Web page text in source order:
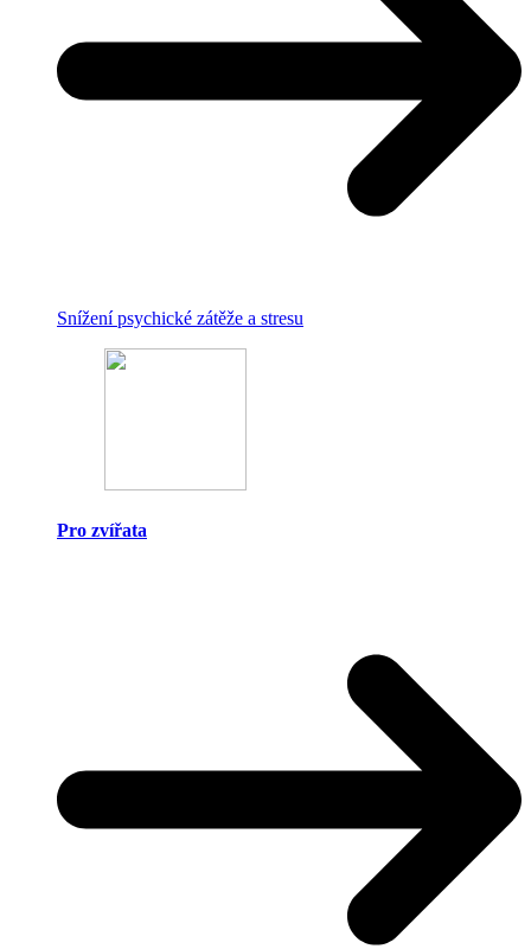
Snížení psychické zátěže a stresu
Pro zvířata